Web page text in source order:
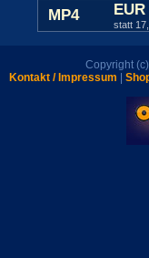
MP4
statt
Copyright
Kontakt / Impressum